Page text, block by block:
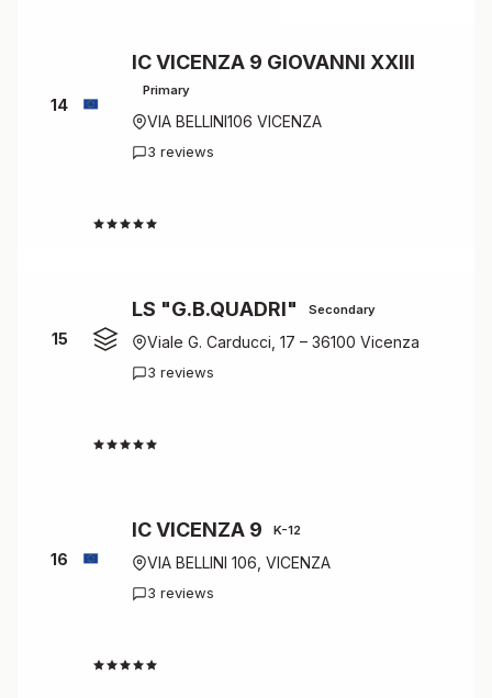
14
IC VICENZA 9 GIOVANNI XXIII
Primary
VIA BELLINI106 VICENZA
3 reviews
15
LS "G.B.QUADRI" Secondary
Viale G. Carducci, 17 – 36100 Vicenza
3 reviews
16
IC VICENZA 9 K-12
VIA BELLINI 106, VICENZA
3 reviews